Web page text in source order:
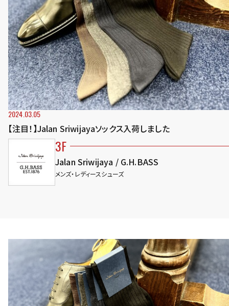
2024.03.05
【注目！】Jalan Sriwijayaソックス入荷しました
3F
Jalan Sriwijaya / G.H.BASS
メンズ・レディースシューズ